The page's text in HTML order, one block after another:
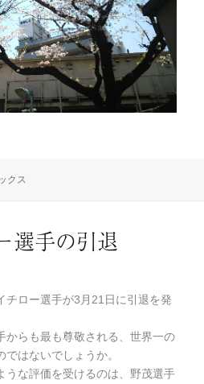
クス
選手の引退
チロー選手が3月21日に引退を発
からも最も尊敬される、世界一の
はないでしょうか。
うな評価を受けるのは、野茂選手